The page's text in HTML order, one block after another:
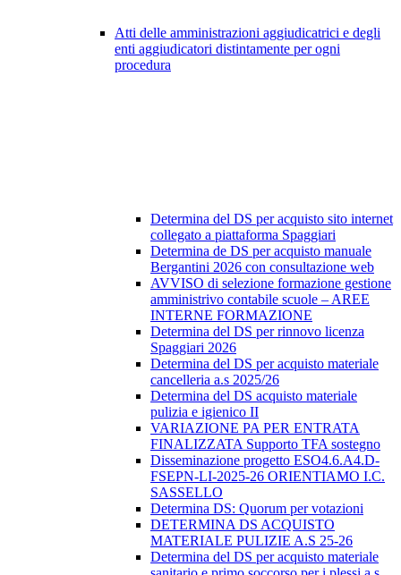
Atti delle amministrazioni aggiudicatrici e degli
enti aggiudicatori distintamente per ogni
procedura
Determina del DS per acquisto sito internet
collegato a piattaforma Spaggiari
Determina de DS per acquisto manuale
Bergantini 2026 con consultazione web
AVVISO di selezione formazione gestione
amministrivo contabile scuole – AREE
INTERNE FORMAZIONE
Determina del DS per rinnovo licenza
Spaggiari 2026
Determina del DS per acquisto materiale
cancelleria a.s 2025/26
Determina del DS acquisto materiale
pulizia e igienico II
VARIAZIONE PA PER ENTRATA
FINALIZZATA Supporto TFA sostegno
Disseminazione progetto ESO4.6.A4.D-
FSEPN-LI-2025-26 ORIENTIAMO I.C.
SASSELLO
Determina DS: Quorum per votazioni
DETERMINA DS ACQUISTO
MATERIALE PULIZIE A.S 25-26
Determina del DS per acquisto materiale